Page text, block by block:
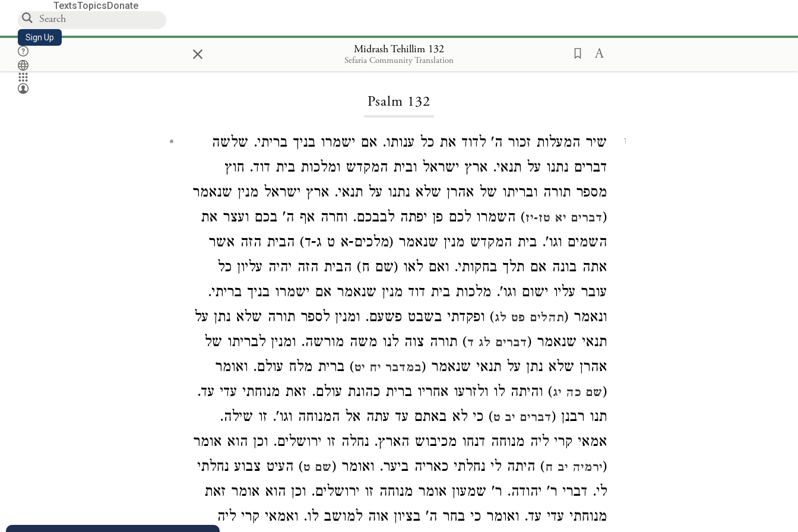
TextsTopicsDonate
Sign Up × Midrash Tehillim 132
Sefaria Community Translation
Loading...
Psalm 132
1
שיר המעלות זכור ה' לדוד את כל ענותו. אם ישמרו בניך בריתי. שלשה
דברים נתנו על תנאי. ארץ ישראל ובית המקדש ומלכות בית דוד. חוץ
מספר תורה ובריתו של אהרן שלא נתנו על תנאי. ארץ ישראל מנין שנאמר
(דברים יא טז-יז) השמרו לכם פן יפתה לבבכם. וחרה אף ה' בכם ועצר את
השמים וגו'. בית המקדש מנין שנאמר (מלכים-א ט ג-ד) הבית הזה אשר
אתה בונה אם תלך בחקותי. ואם לאו (שם ח) הבית הזה יהיה עליון כל
עובר עליו ישום וגו'. מלכות בית דוד מנין שנאמר אם ישמרו בניך בריתי.
ונאמר (תהלים פט לג) ופקדתי בשבט פשעם. ומנין לספר תורה שלא נתן על
תנאי שנאמר (דברים לג ד) תורה צוה לנו משה מורשה. ומנין לבריתו של
אהרן שלא נתן על תנאי שנאמר (במדבר יח יט) ברית מלח עולם. ואומר
(שם כה יג) והיתה לו ולזרעו אחריו ברית כהונת עולם. זאת מנוחתי עדי עד.
תנו רבנן (דברים יב ט) כי לא באתם עד עתה אל המנוחה וגו'. זו שילה.
אמאי קרי ליה מנוחה דנחו מכיבוש הארץ. נחלה זו ירושלים. וכן הוא אומר
(ירמיה יב ח) היתה לי נחלתי כאריה ביער. ואומר (שם ט) העיט צבוע נחלתי
לי. דברי ר' יהודה. ר' שמעון אומר מנוחה זו ירושלים. וכן הוא אומר זאת
מנוחתי עדי עד. ואומר כי בחר ה' בציון אוה למושב לו. ואמאי קרי ליה